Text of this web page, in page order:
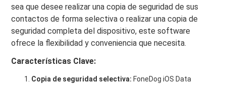
sea que desee realizar una copia de seguridad de sus
contactos de forma selectiva o realizar una copia de
seguridad completa del dispositivo, este software
ofrece la flexibilidad y conveniencia que necesita.
Características Clave:
Copia de seguridad selectiva: FoneDog iOS Data